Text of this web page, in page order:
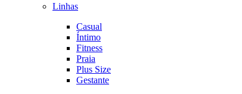
Linhas
Casual
Íntimo
Fitness
Praia
Plus Size
Gestante